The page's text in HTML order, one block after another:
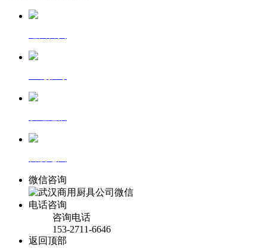
微信咨询
电话咨询
咨询电话
153-2711-6646
返回顶部